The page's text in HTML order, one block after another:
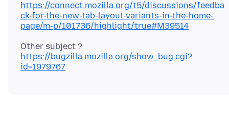
https://connect.mozilla.org/t5/discussions/feedba
ck-for-the-new-tab-layout-variants-in-the-home-
page/m-p/101736/highlight/true#M39514
https://bugzilla.mozilla.org/show_bug.cgi?
id=1979767